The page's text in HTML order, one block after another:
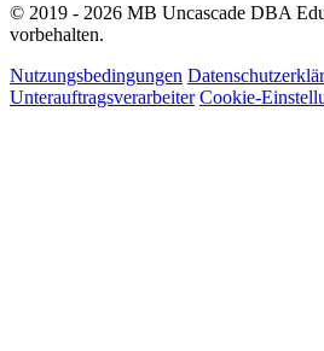
© 2019 - 2026 MB Uncascade DBA
vorbehalten.
Nutzungsbedingungen
Unterauftragsverarbeiter Cookie-